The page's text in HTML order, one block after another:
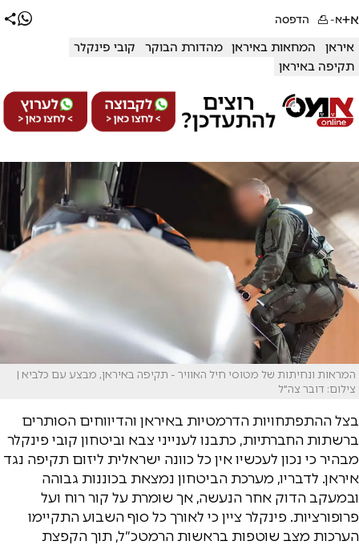
א+א- הדפסה
איראן המחאות באיראן מהדורת הבוקר
קובי פינקלר
תקיפה באיראן
המראות ונחיתות של מטוסי חיל האוויר - תקיפה באיראן, מבצע עם כלביא |
צילום: דובר צה"ל
בצל ההתפתחויות הדרמטיות באיראן והדיווחים הסותרים
ברשתות החברתיות, כתבנו לענייני צבא וביטחון קובי פינקלר
מבהיר כי נכון לעכשיו אין כל כוונה ישראלית ליזום תקיפה נגד
איראן. לדבריו, מערכת הביטחון נמצאת בכוננות גבוהה
ובמעקב הדוק אחר הנעשה, אך שומרת על קור רוח ועל
פרופורציות. פינקלר ציין כי לאורך כל סוף השבוע התקיימו
הערכות מצב שוטפות בראשות הרמטכ״ל, תוך הקפצת